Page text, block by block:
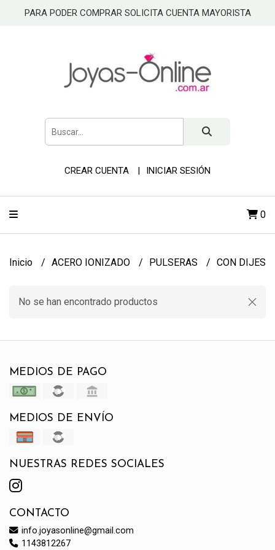
PARA PODER COMPRAR SOLICITA CUENTA MAYORISTA
CREAR CUENTA INICIAR SESIÓN
0
Inicio ACERO IONIZADO PULSERAS CON DIJES
No se han encontrado productos
MEDIOS DE PAGO
MEDIOS DE ENVÍO
NUESTRAS REDES SOCIALES
CONTACTO
info.joyasonline@gmail.com
1143812267